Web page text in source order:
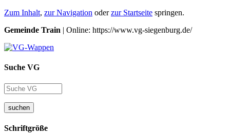
Zum Inhalt, zur Navigation oderzur Startseite springen.
Gemeinde Train | Online: https://www.vg-siegenburg.de/
Suche VG
suchen
Schriftgröße